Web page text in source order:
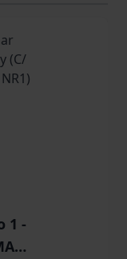
1 -